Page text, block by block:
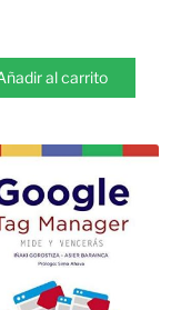
al carrito